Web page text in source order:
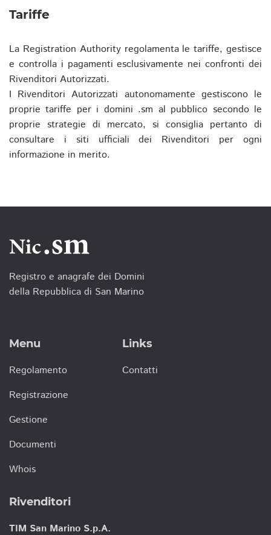
Tariffe
La Registration Authority regolamenta le tariffe, gestisce
e controlla i pagamenti esclusivamente nei confronti dei
Rivenditori Autorizzati.
I Rivenditori Autorizzati autonomamente gestiscono le
proprie tariffe per i domini .sm al pubblico secondo le
proprie strategie di mercato, si consiglia pertanto di
consultare i siti ufficiali dei Rivenditori per ogni
informazione in merito.
Registro e anagrafe dei Domini
della Repubblica di San Marino
Menu
Regolamento
Registrazione
Gestione
Documenti
Whois
Links
Contatti
Rivenditori
TIM San Marino S.p.A.